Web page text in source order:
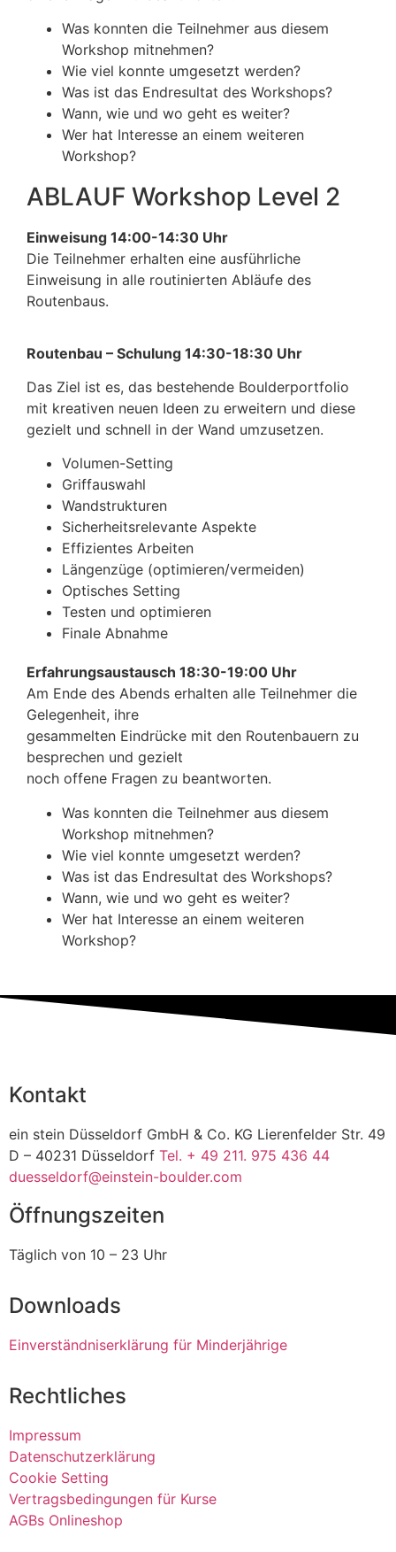
Was konnten die Teilnehmer aus diesem
Workshop mitnehmen?
Wie viel konnte umgesetzt werden?
Was ist das Endresultat des Workshops?
Wann, wie und wo geht es weiter?
Wer hat Interesse an einem weiteren
Workshop?
ABLAUF Workshop Level 2
Einweisung 14:00-14:30 Uhr
Die Teilnehmer erhalten eine ausführliche
Einweisung in alle routinierten Abläufe des
Routenbaus.
Routenbau – Schulung 14:30-18:30 Uhr
Das Ziel ist es, das bestehende Boulderportfolio
mit kreativen neuen Ideen zu erweitern und diese
gezielt und schnell in der Wand umzusetzen.
Volumen-Setting
Griffauswahl
Wandstrukturen
Sicherheitsrelevante Aspekte
Effizientes Arbeiten
Längenzüge (optimieren/vermeiden)
Optisches Setting
Testen und optimieren
Finale Abnahme
Erfahrungsaustausch 18:30-19:00 Uhr
Am Ende des Abends erhalten alle Teilnehmer die
Gelegenheit, ihre
gesammelten Eindrücke mit den Routenbauern zu
besprechen und gezielt
noch offene Fragen zu beantworten.
Was konnten die Teilnehmer aus diesem
Workshop mitnehmen?
Wie viel konnte umgesetzt werden?
Was ist das Endresultat des Workshops?
Wann, wie und wo geht es weiter?
Wer hat Interesse an einem weiteren
Workshop?
Kontakt
ein stein Düsseldorf GmbH & Co. KG Lierenfelder Str. 49
D – 40231 Düsseldorf Tel. + 49 211. 975 436 44
duesseldorf@einstein-boulder.com
Öffnungszeiten
Täglich von 10 – 23 Uhr
Downloads
Einverständniserklärung für Minderjährige
Rechtliches
Impressum
Datenschutzerklärung
Cookie Setting
Vertragsbedingungen für Kurse
AGBs Onlineshop